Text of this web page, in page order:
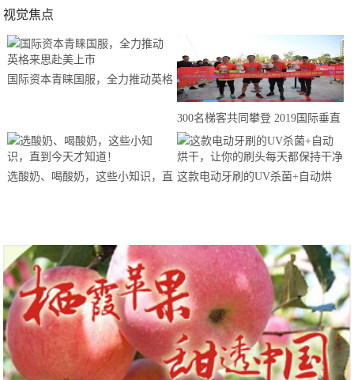
视觉焦点
国际资本青睐国服，全力推动英格
300名梯客共同攀登 2019国际垂直
马拉松超级精英赛顺德海骏达中心
站欢乐开跑
选酸奶、喝酸奶，这些小知识，直 这款电动牙刷的UV杀菌+自动烘